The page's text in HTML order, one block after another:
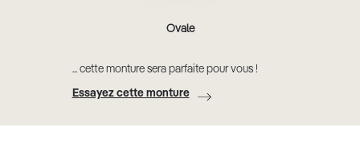
Ovale
... cette monture sera parfaite pour vous !
Essayez cette monture